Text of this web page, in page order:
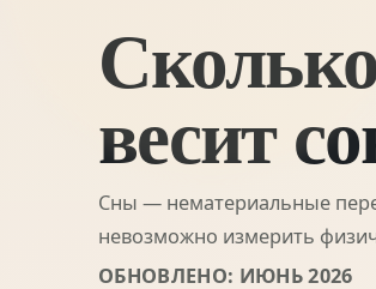
Сколько
весит
Сны — нематериальные
невозможно измерить
ОБНОВЛЕНО: ИЮНЬ 2026